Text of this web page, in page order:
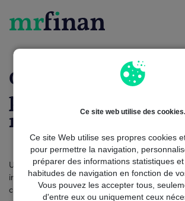
Ce site web utilise des cookies.
Ce site Web utilise ses propres cookies
pour permettre la navigation,
préparer des informations statistiques
habitudes de navigation en fonction de
Vous pouvez les accepter tous,
d'entre eux ou uniquement ceux
Quelles sont les
pour obtenir un
rapide en ligne ?
Un crédit rapide en ligne est
immédiatement à un besoin de trésorerie,
classiques des banques. Avec Credyzen,